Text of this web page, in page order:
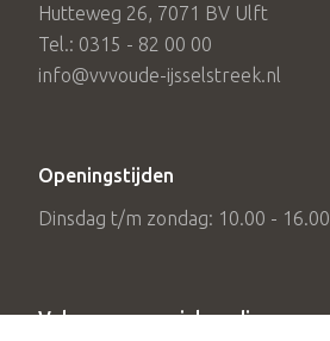
Hutteweg 26, 7071 BV Ulft
Tel.: 0315 - 82 00 00
info@vvvoude-ijsselstreek.nl
Openingstijden
Dinsdag t/m zondag: 10.00 - 16.00
Volg ons op social media